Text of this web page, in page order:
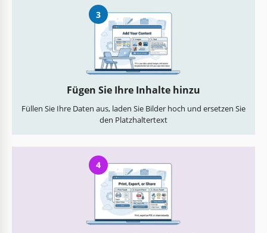
3
Fügen Sie Ihre Inhalte hinzu
Füllen Sie Ihre Daten aus, laden Sie Bilder hoch und ersetzen Sie
den Platzhaltertext
4